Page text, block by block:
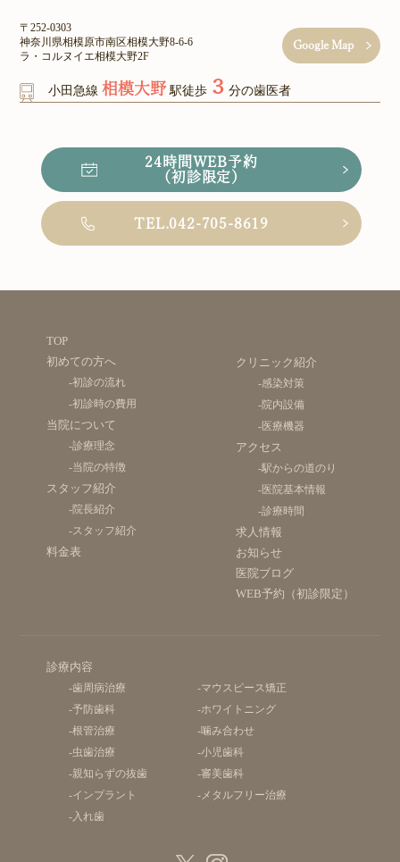
〒252-0303
神奈川県相模原市南区相模大野8-6-6
ラ・コルヌイエ相模大野2F
Google Map
小田急線相模大野 駅徒歩 ３分の歯医者
24時間WEB予約
（初診限定）
TEL.042-705-8619
TOP
初めての方へ
-初診の流れ
-初診時の費用
当院について
-診療理念
-当院の特徴
スタッフ紹介
-院長紹介
-スタッフ紹介
料金表
クリニック紹介
-感染対策
-院内設備
-医療機器
アクセス
-駅からの道のり
-医院基本情報
-診療時間
求人情報
お知らせ
医院ブログ
WEB予約（初診限定）
診療内容
-歯周病治療
-予防歯科
-根管治療
-虫歯治療
-親知らずの抜歯
-インプラント
-入れ歯
-マウスピース矯正
-ホワイトニング
-噛み合わせ
-小児歯科
-審美歯科
-メタルフリー治療